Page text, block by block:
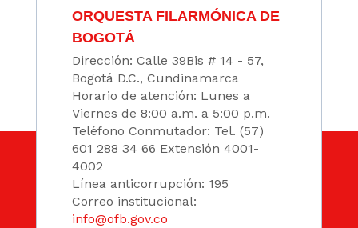
ORQUESTA FILARMÓNICA DE
BOGOTÁ
Dirección: Calle 39Bis # 14 - 57,
Bogotá D.C., Cundinamarca
Horario de atención: Lunes a
Viernes de 8:00 a.m. a 5:00 p.m.
Teléfono Conmutador: Tel. (57)
601 288 34 66 Extensión 4001-
4002
Línea anticorrupción: 195
Correo institucional:
info@ofb.gov.co